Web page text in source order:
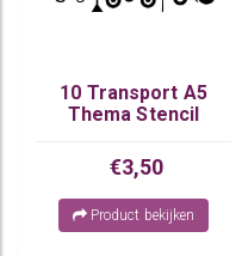
10 Transport A5
Thema Stencil
€3,50
Product bekijken